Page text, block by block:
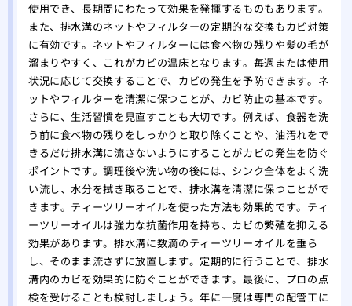
使用でき、長期間にわたって効果を発揮するものもあります。
また、排水溝のネットやフィルターの定期的な交換もカビ対策
に有効です。ネットやフィルターには食べ物の残りや髪の毛が
溜まりやすく、これがカビの温床となります。毎週または使用
状況に応じて交換することで、カビの発生を予防できます。ネ
ットやフィルターを清潔に保つことが、カビ防止の基本です。
さらに、生活習慣を見直すことも大切です。例えば、食器を洗
う前に食べ物の残りをしっかりと取り除くことや、油汚れをで
きるだけ排水溝に流さないようにすることがカビの発生を防ぐ
ポイントです。調理後や洗い物の後には、シンク全体をよく洗
い流し、水分を拭き取ることで、排水溝を清潔に保つことがで
きます。ティーツリーオイルを使った方法も効果的です。ティ
ーツリーオイルは強力な抗菌作用を持ち、カビの繁殖を抑える
効果があります。排水溝に数滴のティーツリーオイルを垂ら
し、そのまま流さずに放置します。定期的に行うことで、排水
溝内のカビを効果的に防ぐことができます。最後に、プロの点
検を受けることも検討しましょう。年に一度は専門の配管工に